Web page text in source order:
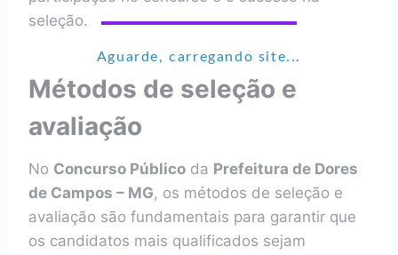
Aguarde, carregando site...
seleção.
Métodos de seleção e
avaliação
No Concurso Público da Prefeitura de Dores
de Campos – MG, os métodos de seleção e
avaliação são fundamentais para garantir que
os candidatos mais qualificados sejam